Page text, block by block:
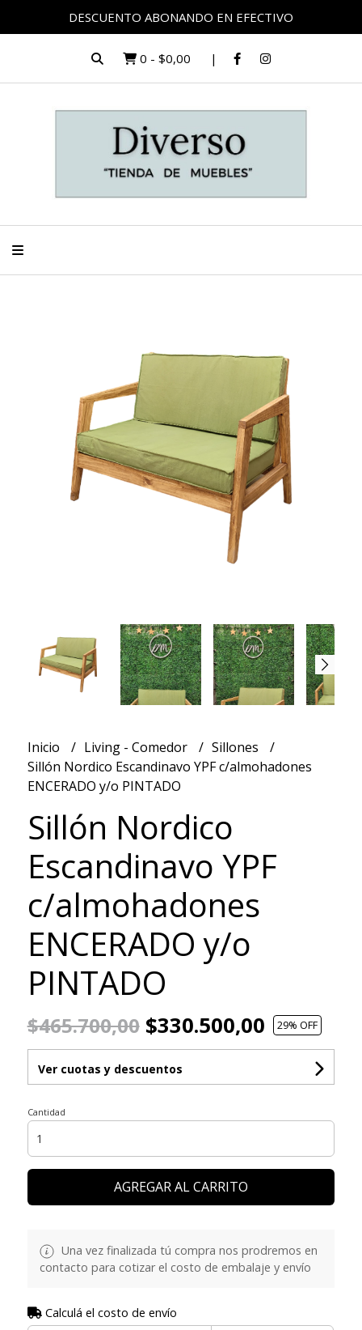
DESCUENTO ABONANDO EN EFECTIVO
0 - $0,00
Inicio Living - Comedor
Sillones
Sillón Nordico Escandinavo YPF c/almohadones
ENCERADO y/o PINTADO
Sillón Nordico
Escandinavo YPF
c/almohadones
ENCERADO y/o
PINTADO
$465.700,00$330.500,00 29% OFF
Ver cuotas y descuentos
Cantidad
AGREGAR AL CARRITO
Una vez finalizada tú compra nos prodremos en
contacto para cotizar el costo de embalaje y envío
Calculá el costo de envío